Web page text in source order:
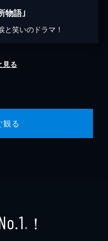
物語｣
と笑いのドラマ！
見る
観る
※ ！